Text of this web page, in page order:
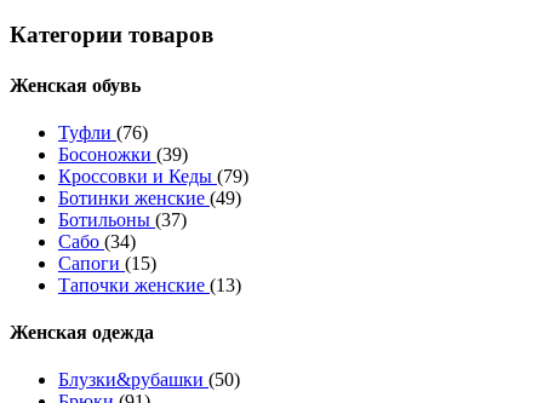
Категории товаров
Женcкая обувь
Туфли (76)
Босоножки (39)
Кроссовки и Кеды (79)
Ботинки женские (49)
Ботильоны (37)
Сабо (34)
Сапоги (15)
Тапочки женские (13)
Женская одежда
Блузки&рубашки (50)